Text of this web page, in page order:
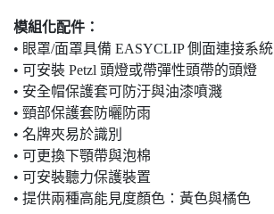
模組化配件：
• 眼罩/面罩具備 EASYCLIP 側面連接系統
• 可安裝 Petzl 頭燈或帶彈性頭帶的頭燈
• 安全帽保護套可防汙與油漆噴濺
• 頸部保護套防曬防雨
• 名牌夾易於識別
• 可更換下顎帶與泡棉
• 可安裝聽力保護裝置
• 提供兩種高能見度顏色：黃色與橘色